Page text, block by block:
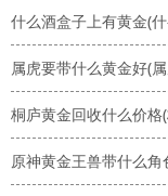
什么酒盒子上有黄金(
属虎要带什么黄金好(
桐庐黄金回收什么价
原神黄金王兽带什么